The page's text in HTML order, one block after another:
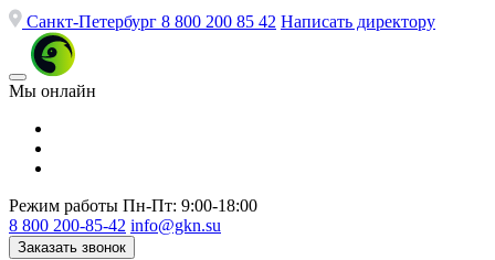
Санкт-Петербург 8 800 200 85 42 Написать директору
Мы онлайн
Режим работы Пн-Пт: 9:00-18:00
8 800 200-85-42 info@gkn.su
Заказать звонок